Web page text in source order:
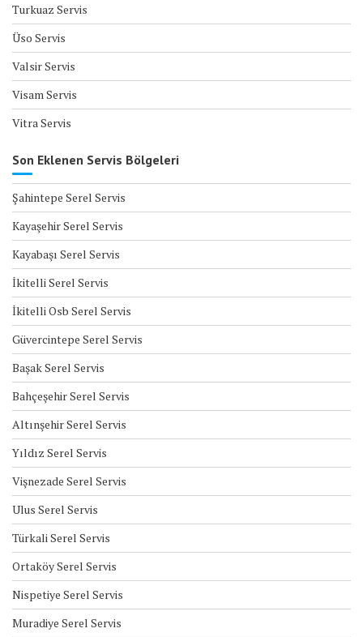
Turkuaz Servis
Üso Servis
Valsir Servis
Visam Servis
Vitra Servis
Son Eklenen Servis Bölgeleri
Şahintepe Serel Servis
Kayaşehir Serel Servis
Kayabaşı Serel Servis
İkitelli Serel Servis
İkitelli Osb Serel Servis
Güvercintepe Serel Servis
Başak Serel Servis
Bahçeşehir Serel Servis
Altınşehir Serel Servis
Yıldız Serel Servis
Vişnezade Serel Servis
Ulus Serel Servis
Türkali Serel Servis
Ortaköy Serel Servis
Nispetiye Serel Servis
Muradiye Serel Servis